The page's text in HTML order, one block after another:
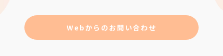
Webからのお問い合わせ